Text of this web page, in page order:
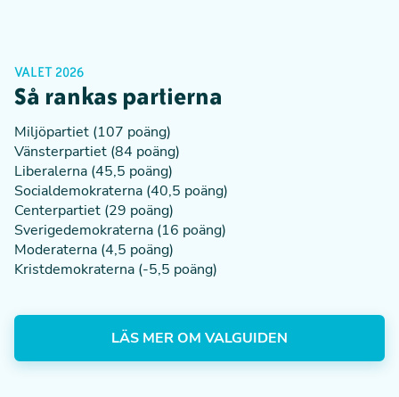
VALET 2026
Så rankas partierna
Miljöpartiet (107 poäng)
Vänsterpartiet (84 poäng)
Liberalerna (45,5 poäng)
Socialdemokraterna (40,5 poäng)
Centerpartiet (29 poäng)
Sverigedemokraterna (16 poäng)
Moderaterna (4,5 poäng)
Kristdemokraterna (-5,5 poäng)
LÄS MER OM VALGUIDEN